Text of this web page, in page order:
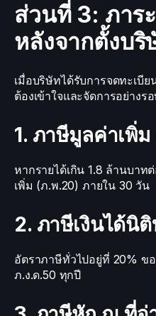
ส่วนที่ 3: ภา
หลังจากตั้งบริ
เมื่อบริษัทได้รับการจดทะเบี
ต้องเข้าใจและจัดการอย่างร
1. ภาษีมูลค่าเพิ่ม
หากรายได้เกิน 1.8 ล้านบาท
เพิ่ม (ภ.พ.20) ภายใน 30 วัน
2. ภาษีเงินได้นิ
อัตราภาษีทั่วไปอยู่ที่ 20% ข
ภ.ง.ด.50 ทุกปี